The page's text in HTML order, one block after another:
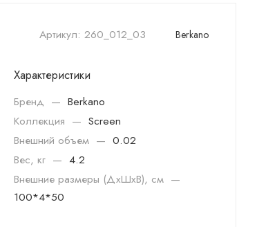
Артикул: 260_012_03 Berkano
Характеристики
Бренд — Berkano
Коллекция — Screen
Внешний объем — 0.02
Вес, кг — 4.2
Внешние размеры (ДхШхВ), см —
100*4*50